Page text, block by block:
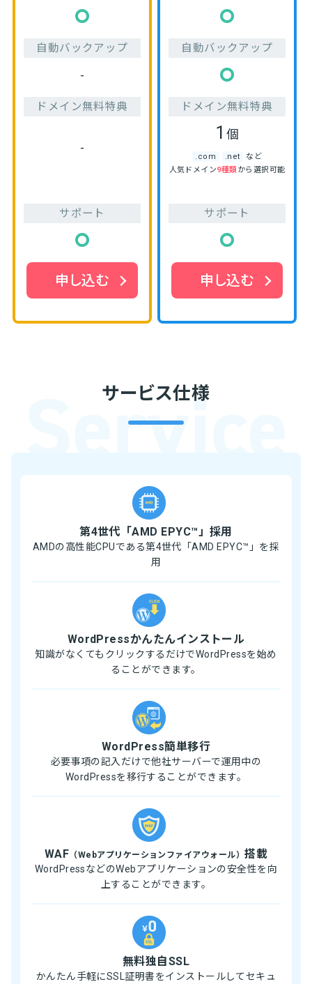
自動バックアップ
-
ドメイン無料特典
-
サポート
申し込む
自動バックアップ
ドメイン無料特典
1 個
.com .net
など
人気ドメイン9種類 から選択可能
サポート
申し込む
サービス仕様
第4世代「AMD EPYC™」採用
AMDの高性能CPUである第4世代「AMD EPYC™」を採
用
WordPressかんたんインストール
知識がなくてもクリックするだけでWordPressを始め
ることができます。
WordPress簡単移行
必要事項の記入だけで他社サーバーで運用中の
WordPressを移行することができます。
WAF （Webアプリケーションファイアウォール）搭載
WordPressなどのWebアプリケーションの安全性を向
上することができます。
無料独自SSL
かんたん手軽にSSL証明書をインストールしてセキュ